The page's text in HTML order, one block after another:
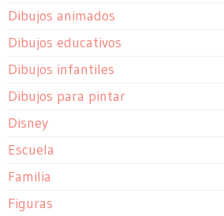
Dibujos animados
Dibujos educativos
Dibujos infantiles
Dibujos para pintar
Disney
Escuela
Familia
Figuras